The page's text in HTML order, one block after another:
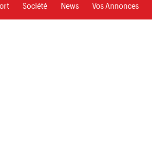
Société News Vos Annonces